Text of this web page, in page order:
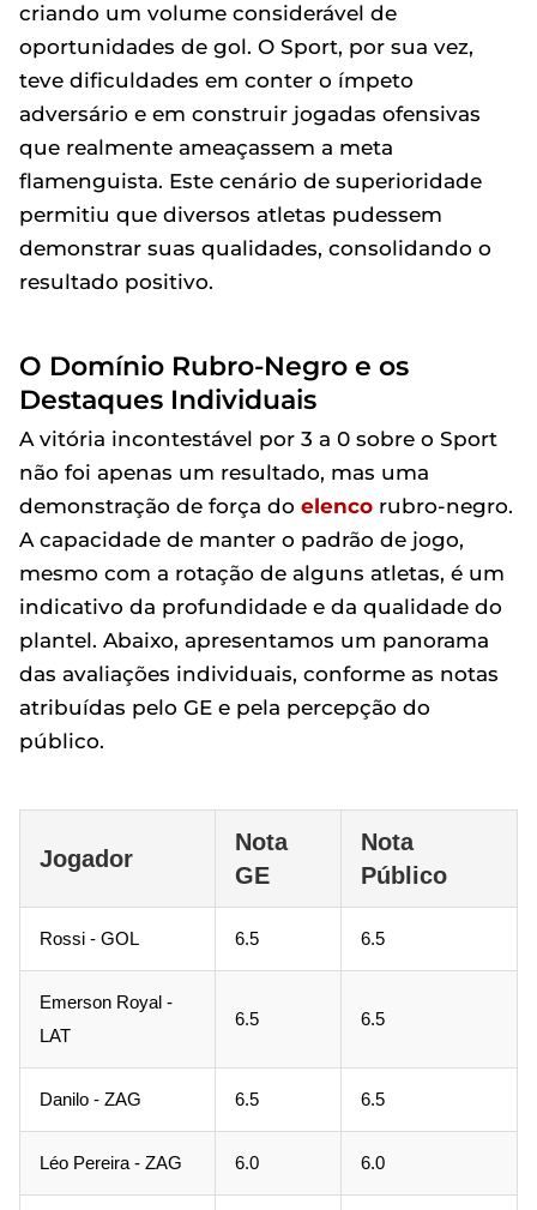
criando um volume considerável de
oportunidades de gol. O Sport, por sua vez,
teve dificuldades em conter o ímpeto
adversário e em construir jogadas ofensivas
que realmente ameaçassem a meta
flamenguista. Este cenário de superioridade
permitiu que diversos atletas pudessem
demonstrar suas qualidades, consolidando o
resultado positivo.
O Domínio Rubro-Negro e os
Destaques Individuais
A vitória incontestável por 3 a 0 sobre o Sport
não foi apenas um resultado, mas uma
demonstração de força do elenco rubro-negro.
A capacidade de manter o padrão de jogo,
mesmo com a rotação de alguns atletas, é um
indicativo da profundidade e da qualidade do
plantel. Abaixo, apresentamos um panorama
das avaliações individuais, conforme as notas
atribuídas pelo GE e pela percepção do
público.
Jogador
Nota
GE
Nota
Público
Rossi - GOL 6.5 6.5
Emerson Royal -
LAT
6.5 6.5
Danilo - ZAG 6.5 6.5
Léo Pereira - ZAG 6.0 6.0